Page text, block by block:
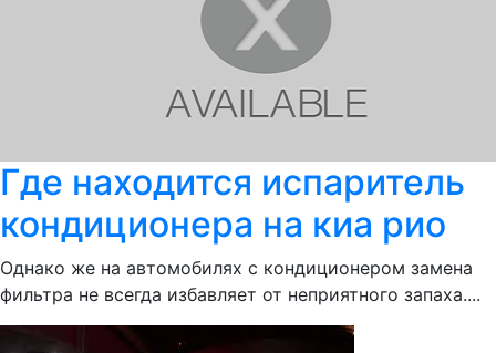
Где находится испаритель
кондиционера на киа рио
Однако же на автомобилях с кондиционером замена
фильтра не всегда избавляет от неприятного запаха....